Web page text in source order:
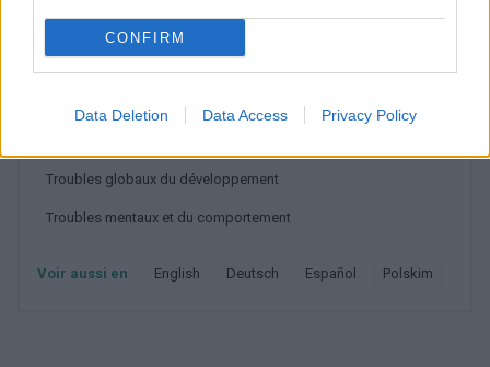
CONFIRM
Data Deletion Data Access Privacy Policy
L'alimentation sélective
Catégories médicales Autisme infantile
Troubles globaux du développement
Troubles mentaux et du comportement
Voir aussi en english deutsch español polskim